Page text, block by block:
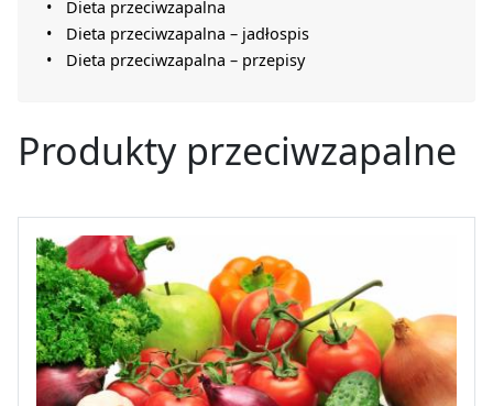
Dieta przeciwzapalna
Dieta przeciwzapalna – jadłospis
Dieta przeciwzapalna – przepisy
Produkty przeciwzapalne